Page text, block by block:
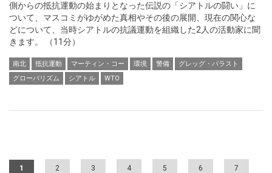
側からの抵抗運動の始まりとなった伝説の「シアトルの闘い」に
ついて、マスコミがゆがめた真相やその後の展開、現在の関心な
どについて、当時シアトルの抗議運動を組織した2人の活動家に聞
きます。 （11分）
南北 抵抗運動 マーティン・コー 環境 警備
グレッグ・パラスト
グローバリズム
シアトル WTO
Pages
1 2 3 4 5 6 7